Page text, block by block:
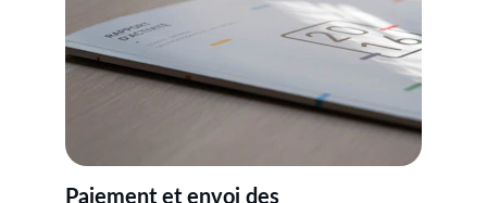
Paiement et envoi des